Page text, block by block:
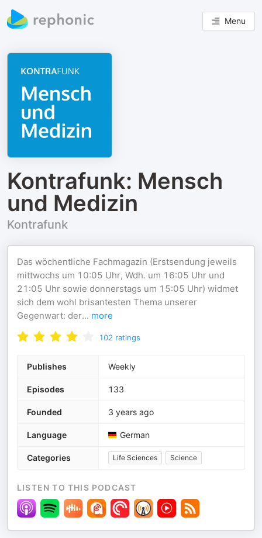
Menu
Kontrafunk: Mensch
und Medizin
Kontrafunk
Das wöchentliche Fachmagazin (Erstsendung jeweils
mittwochs um 10:05 Uhr, Wdh. um 16:05 Uhr und
21:05 Uhr sowie donnerstags um 15:05 Uhr) widmet
sich dem wohl brisantesten Thema unserer
Gegenwart: der... more
102 ratings
Publishes Weekly
Episodes 133
Founded 3 years ago
Language German
Categories Life Sciences Science
LISTEN TO THIS PODCAST